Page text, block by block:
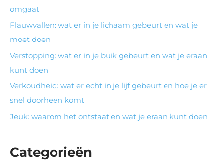
omgaat
Flauwvallen: wat er in je lichaam gebeurt en wat je
moet doen
Verstopping: wat er in je buik gebeurt en wat je eraan
kunt doen
Verkoudheid: wat er echt in je lijf gebeurt en hoe je er
snel doorheen komt
Jeuk: waarom het ontstaat en wat je eraan kunt doen
Categorieën